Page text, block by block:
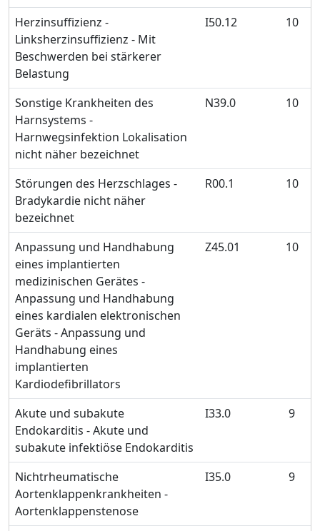
Herzinsuffizienz -
Linksherzinsuffizienz - Mit
Beschwerden bei stärkerer
Belastung
I50.12 10
Sonstige Krankheiten des
Harnsystems -
Harnwegsinfektion Lokalisation
nicht näher bezeichnet
N39.0 10
Störungen des Herzschlages -
Bradykardie nicht näher
bezeichnet
R00.1 10
Anpassung und Handhabung
eines implantierten
medizinischen Gerätes -
Anpassung und Handhabung
eines kardialen elektronischen
Geräts - Anpassung und
Handhabung eines
implantierten
Kardiodefibrillators
Z45.01 10
Akute und subakute
Endokarditis - Akute und
subakute infektiöse Endokarditis
I33.0 9
Nichtrheumatische
Aortenklappenkrankheiten -
Aortenklappenstenose
I35.0 9